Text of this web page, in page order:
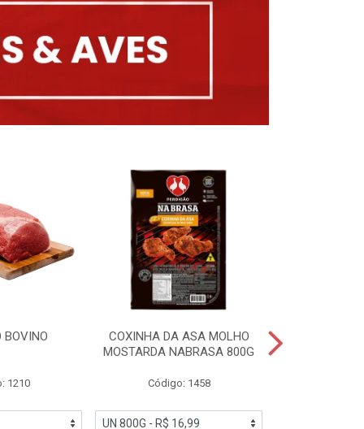
BOVINO
1210
COXINHA DA ASA MOLHO
MOSTARDA NABRASA 800G
Código: 1458